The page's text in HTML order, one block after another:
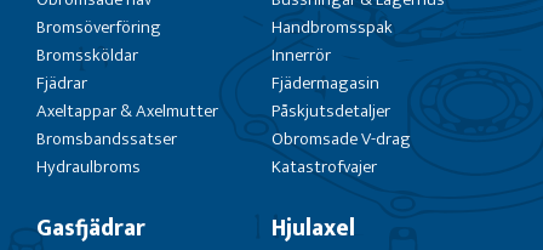
Bromsöverföring
Bromssköldar
Fjädrar
Axeltappar & Axelmutter
Bromsbandssatser
Hydraulbroms
Handbromsspak
Innerrör
Fjädermagasin
Påskjutsdetaljer
Obromsade V-drag
Katastrofvajer
Gasfjädrar Hjulaxel